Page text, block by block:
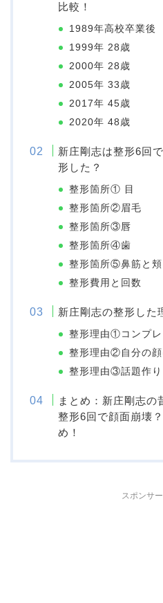
比較！
1989年高校卒業後
1999年 28歳
2000年 28歳
2005年 33歳
2017年 45歳
2020年 48歳
新庄剛志は整形6回
形した？
整形箇所① 目
整形箇所②眉毛
整形箇所③唇
整形箇所④歯
整形箇所⑤鼻筋と頬
整形費用と回数
新庄剛志の整形した
整形理由①コンプレ
整形理由②自分の顔
整形理由③話題作り
まとめ：新庄剛志の
整形6回で顔面崩壊
め！
スポンサ